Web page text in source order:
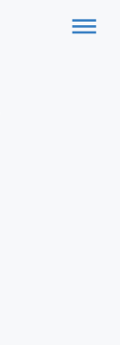
dehaze